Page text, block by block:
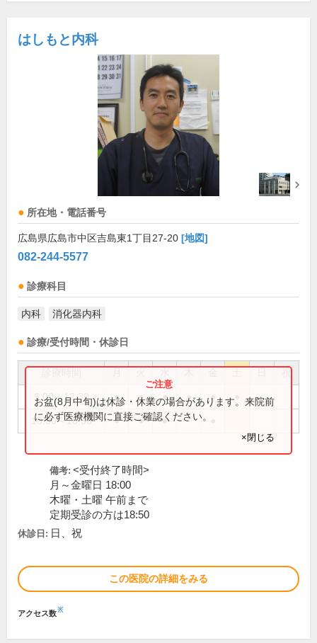
はしもと内科
所在地・電話番号
広島県広島市中区吉島東1丁目27-20 [地図]
082-244-5577
診療科目
内科 消化器内科
診療/受付時間・休診日
祝
9:00～12:30 ● ● ● ● ●
15:30～18:50 ● ● ●
お盆(8月中旬)は休診・休業の場合があります。来院前
に必ず医療機関に直接ご確認ください。
×閉じる
備考: <受付終了時間>
月～金曜日 18:00
木曜・土曜 午前まで
定期受診の方は18:50
休診日: 日、祝
この医院の詳細をみる
アクセス数※